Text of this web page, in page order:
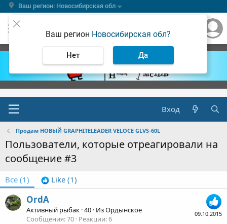
Ваш регион: Новосибирская обл
Ваш регион Новосибирская обл?
Нет Да
Вход
Продам НОВЫЙ GRAPHITELEADER VELOCE GLVS-60L
Пользователи, которые отреагировали на
сообщение #3
Все (1) Like (1)
09.10.2015
OrdA
Активный рыбак ·40 · ИзОрдынское
Сообщения 70 Реакции 6